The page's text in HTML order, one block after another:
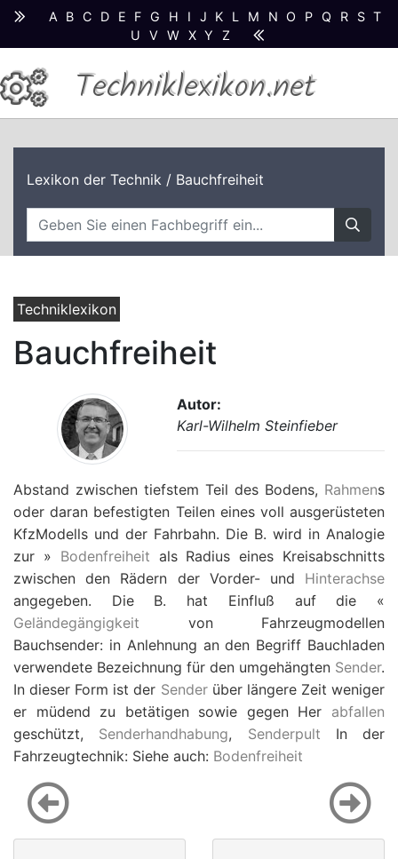
A B C D E F G H I J K L M N O P Q R S T
U
V W X Y Z
Techniklexikon.net
Lexikon der Technik / Bauchfreiheit
Techniklexikon
Bauchfreiheit
Autor:
Karl-Wilhelm Steinfieber
Abstand zwischen tiefstem Teil des Bodens, Rahmens
oder daran befestigten Teilen eines voll ausgerüsteten
KfzModells und der Fahrbahn. Die B. wird in Analogie
zur » Bodenfreiheit als Radius eines Kreisabschnitts
zwischen den Rädern der Vorder- und Hinterachse
angegeben. Die B. hat Einfluß auf die «
Geländegängigkeit von Fahrzeugmodellen
Bauchsender: in Anlehnung an den Begriff Bauchladen
verwendete Bezeichnung für den umgehängten Sender.
In dieser Form ist der Senderüber längere Zeit weniger
er müdend zu betätigen sowie gegen Her abfallen
geschützt, Senderhandhabung, Senderpult In der
Fahrzeugtechnik: Siehe auch: Bodenfreiheit